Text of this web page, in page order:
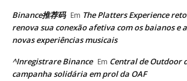
Binance推荐码 Em The Platters Experience
renova sua conexão afetiva com os baianos e
novas experiências musicais
^Inregistrare Binance Em Central de Outdoor
campanha solidária em prol da OAF